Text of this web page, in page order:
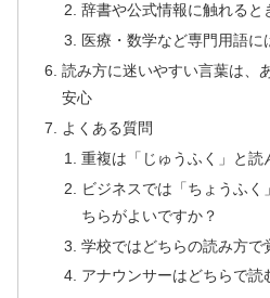
辞書や公式情報に触れると
医療・数学など専門用語に
読み方に迷いやすい言葉は、
安心
よくある質問
重複は「じゅうふく」と読
ビジネスでは「ちょうふ
ちらがよいですか？
学校ではどちらの読み方で
アナウンサーはどちらで読